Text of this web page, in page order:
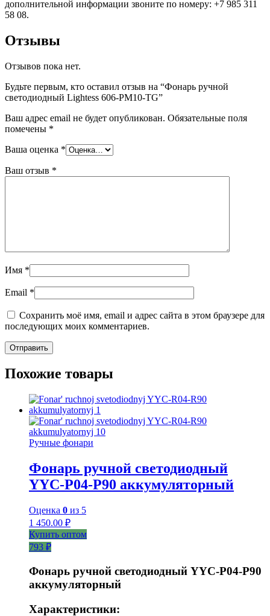
дополнительной информации звоните по номеру: +7 985 311
58 08.
Отзывы
Отзывов пока нет.
Будьте первым, кто оставил отзыв на “Фонарь ручной
светодиодный Lightess 606-PM10-TG”
Ваш адрес email не будет опубликован. Обязательные поля
помечены *
Ваша оценка *
Ваш отзыв *
Имя *
Email *
Сохранить моё имя, email и адрес сайта в этом браузере для
последующих моих комментариев.
Похожие товары
Ручные фонари
Фонарь ручной светодиодный
YYC-P04-P90 аккумуляторный
Оценка 0 из 5
1 450.00 ₽
Купить оптом
793 ₽
Фонарь ручной светодиодный YYC-Р04-Р90
аккумуляторный
Характеристики: